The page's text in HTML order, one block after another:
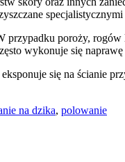
poroży,
wykonuje się
się na ścianie
na dzika, polowanie